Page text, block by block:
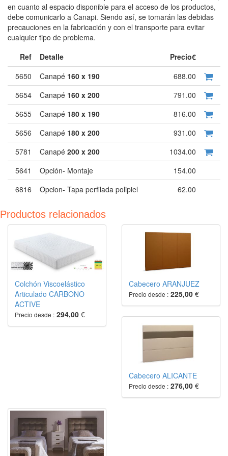
en cuanto al espacio disponible para el acceso de los productos,
debe comunicarlo a Canapi. Siendo así, se tomarán las debidas
precauciones en la fabricación y con el transporte para evitar
cualquier tipo de problema.
Ref
Detalle
Precio€
5650
Canapé 160 x 190
688.00
5654
Canapé 160 x 200
791.00
5655
Canapé 180 x 190
816.00
5656
Canapé 180 x 200
931.00
5781
Canapé 200 x 200
1034.00
5641
Opción- Montaje
154.00
6816
Opcion- Tapa perfilada polipiel 62.00
Productos relacionados
Colchón Viscoelástico
Articulado CARBONO
ACTIVE
Precio desde : 294,00 €
Cabecero ARANJUEZ
Precio desde : 225,00 €
Cabecero ALICANTE
Precio desde : 276,00 €